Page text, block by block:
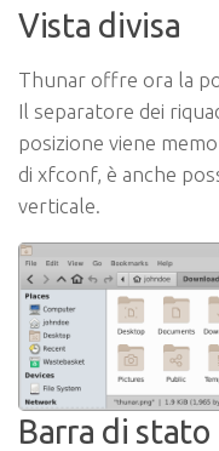
Vista divisa
Thunar offre ora la
Il separatore dei
posizione viene
di xfconf, è anche
verticale.
Barra di stato